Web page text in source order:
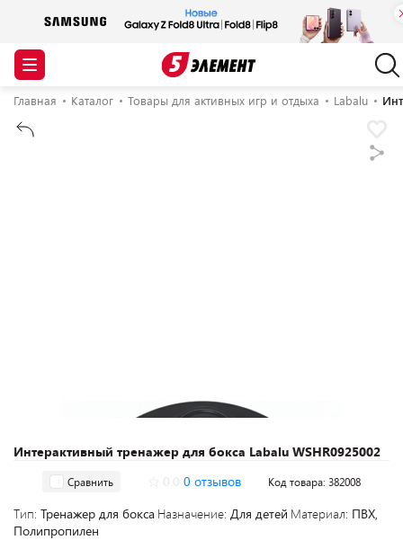
Главная Каталог Товары для активных игр и отдыха Labalu
Интерактивный тренажер для бокса Labalu WSHR0925002
Сравнить 0 отзывов Код товара: 382008
Тип: Тренажер для бокса Назначение: Для детей Материал: ПВХ,
Полипропилен